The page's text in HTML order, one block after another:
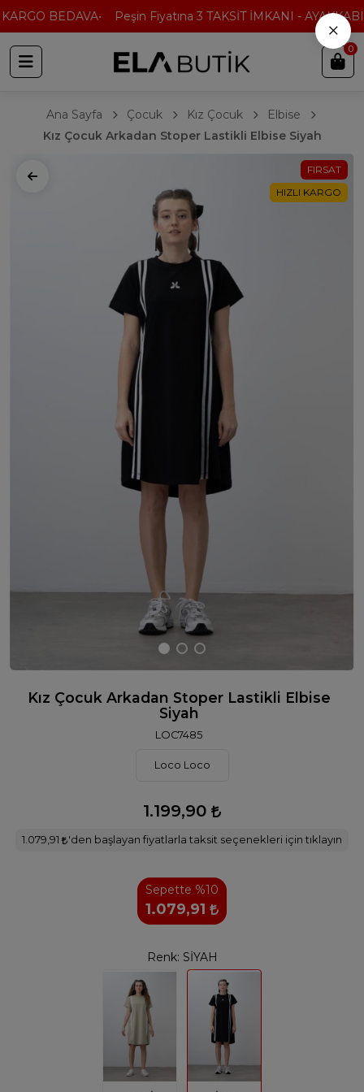
BEDAVA Peşin Fiyatına 3 TAKSİT İMKANI -
0
Ana Sayfa Çocuk Kız Çocuk
Elbise
Kız Çocuk Arkadan Stoper Lastikli Elbise Siyah
FIRSAT
HIZLI KARGO
Kız Çocuk Arkadan Stoper Lastikli Elbise
Siyah
LOC7485
Loco Loco
1.199,90
1.079,91 'den başlayan fiyatlarla taksit seçenekleri için tıklayın
Sepette %10
1.079,91
Renk: SİYAH
×